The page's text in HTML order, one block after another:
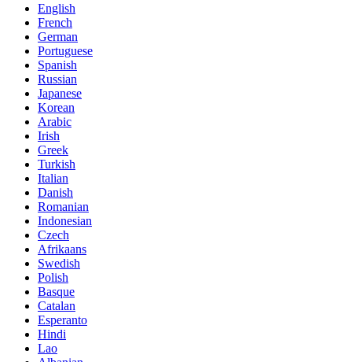
English
French
German
Portuguese
Spanish
Russian
Japanese
Korean
Arabic
Irish
Greek
Turkish
Italian
Danish
Romanian
Indonesian
Czech
Afrikaans
Swedish
Polish
Basque
Catalan
Esperanto
Hindi
Lao